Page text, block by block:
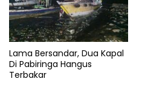
Lama Bersandar, Dua Kapal
Di Pabiringa Hangus
Terbakar